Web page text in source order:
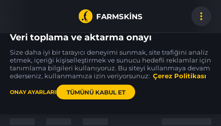
FARMSKINS
SSG 08
Mainframe 001 WW
SSG 08
Mainframe 001 BS 23
SSG 08
Mainframe 001
News /
Veri toplama ve aktarma onayı
Size daha iyi bir tarayıcı deneyimi sunmak, site trafiğini analiz
etmek, içeriği kişiselleştirmek ve sunucu hedefli reklamlar için
tanımlama bilgileri kullanıyoruz. Bu siteyi kullanmaya devam
ederseniz, kullanmamıza izin veriyorsunuz: Çerez Politikası
ONAY AYARLARI TÜMÜNÜ KABUL ET